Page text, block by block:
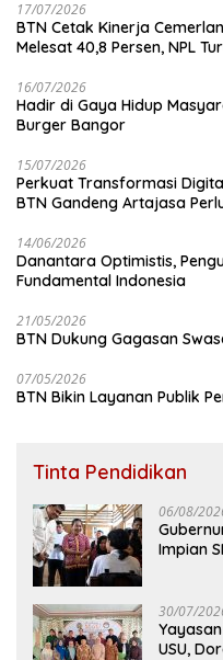
17/07/2026
BTN Cetak Kinerja
Melesat 40,8 Persen, NPL
16/07/2026
Hadir di Gaya Hidup
Burger Bangor
15/07/2026
Perkuat Transformasi
BTN Gandeng Artajasa
14/06/2026
Danantara Optimistis,
Fundamental Indonesia
21/05/2026
BTN Dukung Gagasan
07/05/2026
BTN Bikin Layanan Publik
Tinta Pendidikan
06/08/
Impian
30/07/
Yayasan
USU, Dorong Inovasi dan Tingkatkan